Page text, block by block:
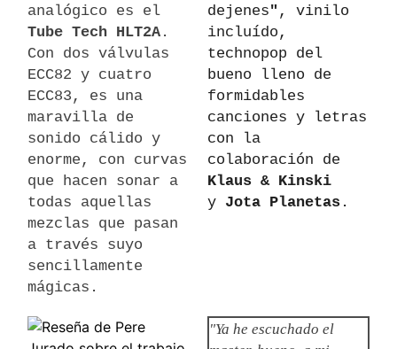
analógico es el
Tube Tech HLT2A .
Con dos válvulas
ECC82 y cuatro
ECC83, es una
maravilla de
sonido cálido y
enorme, con curvas
que hacen sonar a
todas aquellas
mezclas que pasan
a través suyo
sencillamente
mágicas.
dejenes" , vinilo
incluído,
technopop del
bueno lleno de
formidables
canciones y letras
con la
colaboración de
Klaus & Kinski
y Jota Planetas .
"Ya he escuchado el